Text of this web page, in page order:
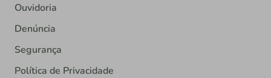
Ouvidoria
Denúncia
Segurança
Política de Privacidade